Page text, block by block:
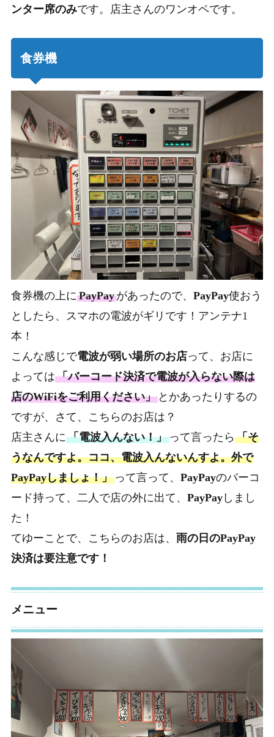
ンター席のみです。店主さんのワンオペです。
食券機
食券機の上に PayPayがあったので、 PayPay使おう
としたら、スマホの電波がギリです！アンテナ1
本！
こんな感じで電波が弱い場所のお店って、お店に
よっては「バーコード決済で電波が入らない際は
店のWiFiをご利用ください」とかあったりするの
ですが、さて、こちらのお店は？
店主さんに 「電波入んない！」って言ったら 「そ
うなんですよ。ココ、電波入んないんすよ。外で
PayPayしましょ！」って言って、 PayPayのバーコ
ード持って、二人で店の外に出て、 PayPayしまし
た！
てゆーことで、こちらのお店は、 雨の日のPayPay
決済は要注意です！
メニュー